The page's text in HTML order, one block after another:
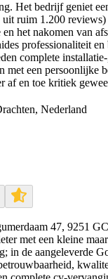
Het bedrijf geniet
ruim 1.200
het nakomen van
professionaliteit
complete
met een persoonlijke
af en toe kritiek
Nederland
47, 9251
met een kleine
in de aangeleverde